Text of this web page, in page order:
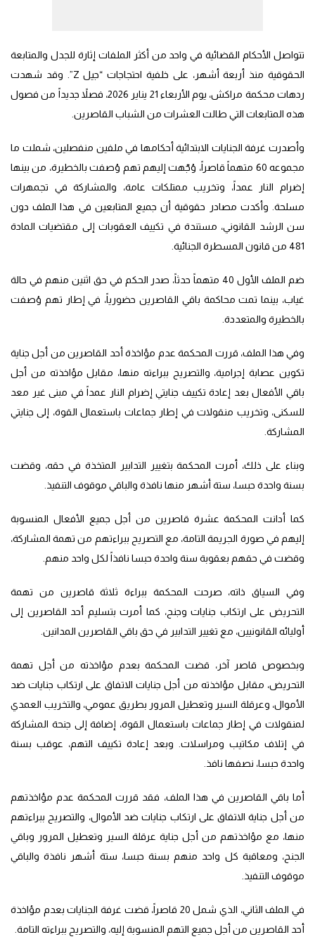
تتواصل الأحكام القضائية في واحد من أكثر الملفات إثارة للجدل والمتابعة
الحقوقية منذ أربعة أشهر، على خلفية احتجاجات “جيل Z”. وقد شهدت
ردهات محكمة مراكش، يوم الأربعاء 21 يناير 2026، فصلاً جديداً من فصول
هذه المتابعات التي طالت العشرات من الشباب القاصرين.
وأصدرت غرفة الجنايات الابتدائية أحكامها في ملفين منفصلين، شملت ما
مجموعه 60 متهماً قاصراً، وُجّهت إليهم تهم وُصفت بالخطيرة، من بينها
إضرام النار عمداً، وتخريب ممتلكات عامة، والمشاركة في تجمهرات
مسلحة. وأكدت مصادر حقوقية أن جميع المتابعين في هذا الملف دون
سن الرشد القانوني، مستندة في تكييف العقوبات إلى مقتضيات المادة
481 من قانون المسطرة الجنائية.
ضم الملف الأول 40 متهماً حدثاً، صدر الحكم في حق اثنين منهم في حالة
غياب، بينما تمت محاكمة باقي القاصرين حضورياً، في إطار تهم وُصفت
بالخطيرة والمتعددة.
وفي هذا الملف، قررت المحكمة عدم مؤاخذة أحد القاصرين من أجل جناية
تكوين عصابة إجرامية، والتصريح ببراءته منها، مقابل مؤاخذته من أجل
باقي الأفعال بعد إعادة تكييف جنايتي إضرام النار عمداً في مبنى غير معد
للسكنى، وتخريب منقولات في إطار جماعات باستعمال القوة، إلى جنايتي
المشاركة.
وبناء على ذلك، أمرت المحكمة بتغيير التدابير المتخذة في حقه، وقضت
بسنة واحدة حبسا، ستة أشهر منها نافذة والباقي موقوف التنفيذ.
كما أدانت المحكمة عشرة قاصرين من أجل جميع الأفعال المنسوبة
إليهم في صورة الجريمة التامة، مع التصريح ببراءتهم من تهمة المشاركة،
وقضت في حقهم بعقوبة سنة واحدة حبسا نافذاً لكل واحد منهم.
وفي السياق ذاته، صرحت المحكمة ببراءة ثلاثة قاصرين من تهمة
التحريض على ارتكاب جنايات وجنح، كما أمرت بتسليم أحد القاصرين إلى
أوليائه القانونيين، مع تغيير التدابير في حق باقي القاصرين المدانين.
وبخصوص قاصر آخر، قضت المحكمة بعدم مؤاخذته من أجل تهمة
التحريض، مقابل مؤاخذته من أجل جنايات الاتفاق على ارتكاب جنايات ضد
الأموال، وعرقلة السير وتعطيل المرور بطريق عمومي، والتخريب العمدي
لمنقولات في إطار جماعات باستعمال القوة، إضافة إلى جنحة المشاركة
في إتلاف مكاتيب ومراسلات. وبعد إعادة تكييف التهم، عوقب بسنة
واحدة حبسا، نصفها نافذ.
أما باقي القاصرين في هذا الملف، فقد قررت المحكمة عدم مؤاخذتهم
من أجل جناية الاتفاق على ارتكاب جنايات ضد الأموال، والتصريح ببراءتهم
منها، مع مؤاخذتهم من أجل جناية عرقلة السير وتعطيل المرور وباقي
الجنح، ومعاقبة كل واحد منهم بسنة حبسا، ستة أشهر نافذة والباقي
موقوف التنفيذ.
في الملف الثاني، الذي شمل 20 قاصراً، قضت غرفة الجنايات بعدم مؤاخذة
أحد القاصرين من أجل جميع التهم المنسوبة إليه، والتصريح ببراءته التامة.